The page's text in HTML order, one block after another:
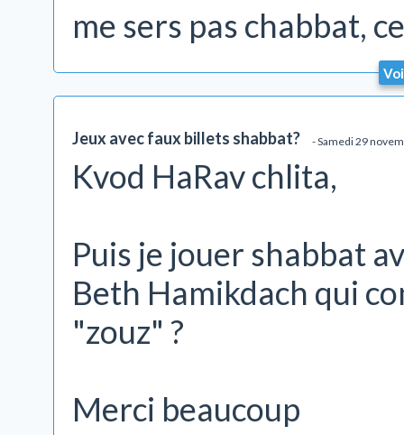
me sers pas chabbat,
Jeux avec faux billets shabbat? - Samedi 29
Kvod HaRav chlita,
Puis je jouer shabbat
Beth Hamikdach qui
"zouz" ?
Merci beaucoup